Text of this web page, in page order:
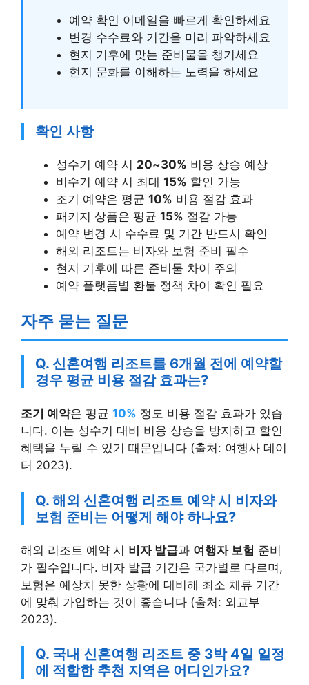
예약 확인 이메일을 빠르게 확인하세요
변경 수수료와 기간을 미리 파악하세요
현지 기후에 맞는 준비물을 챙기세요
현지 문화를 이해하는 노력을 하세요
확인 사항
성수기 예약 시 20~30% 비용 상승 예상
비수기 예약 시 최대 15% 할인 가능
조기 예약은 평균 10% 비용 절감 효과
패키지 상품은 평균 15% 절감 가능
예약 변경 시 수수료 및 기간 반드시 확인
해외 리조트는 비자와 보험 준비 필수
현지 기후에 따른 준비물 차이 주의
예약 플랫폼별 환불 정책 차이 확인 필요
자주 묻는 질문
Q. 신혼여행 리조트를 6개월 전에 예약할
경우 평균 비용 절감 효과는?
조기 예약은 평균 10% 정도 비용 절감 효과가 있습
니다. 이는 성수기 대비 비용 상승을 방지하고 할인
혜택을 누릴 수 있기 때문입니다 (출처: 여행사 데이
터 2023).
Q. 해외 신혼여행 리조트 예약 시 비자와
보험 준비는 어떻게 해야 하나요?
해외 리조트 예약 시 비자 발급과 여행자 보험 준비
가 필수입니다. 비자 발급 기간은 국가별로 다르며,
보험은 예상치 못한 상황에 대비해 최소 체류 기간
에 맞춰 가입하는 것이 좋습니다 (출처: 외교부
2023).
Q. 국내 신혼여행 리조트 중 3박 4일 일정
에 적합한 추천 지역은 어디인가요?